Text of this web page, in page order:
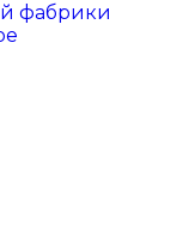
фабрики